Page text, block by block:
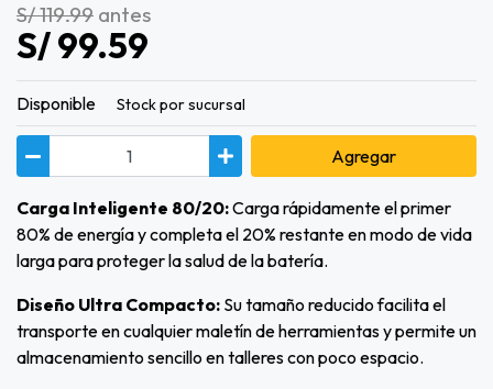
S/ 119.99 antes
S/ 99.59
Disponible Stock por sucursal
Agregar
Carga Inteligente 80/20:Carga rápidamente el primer
80% de energía y completa el 20% restante en modo de vida
larga para proteger la salud de la batería.
Diseño Ultra Compacto: Su tamaño reducido facilita el
transporte en cualquier maletín de herramientas y permite un
almacenamiento sencillo en talleres con poco espacio.